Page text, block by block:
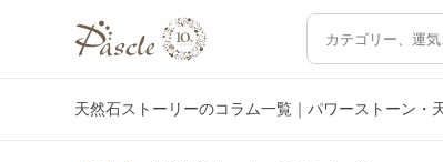
天然石ストーリーのコラム一覧｜パワーストーン・